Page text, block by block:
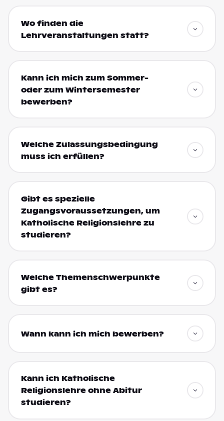
Wo finden die
Lehrveranstaltungen statt?
Kann ich mich zum Sommer-
oder zum Wintersemester
bewerben?
Welche Zulassungsbedingung
muss ich erfüllen?
Gibt es spezielle
Zugangsvoraussetzungen, um
Katholische Religionslehre zu
studieren?
Welche Themenschwerpunkte
gibt es?
Wann kann ich mich bewerben?
Kann ich Katholische
Religionslehre ohne Abitur
studieren?